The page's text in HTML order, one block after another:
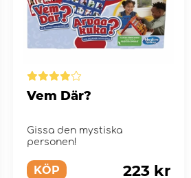
Vem Där?
Gissa den mystiska
personen!
KÖP 223 kr